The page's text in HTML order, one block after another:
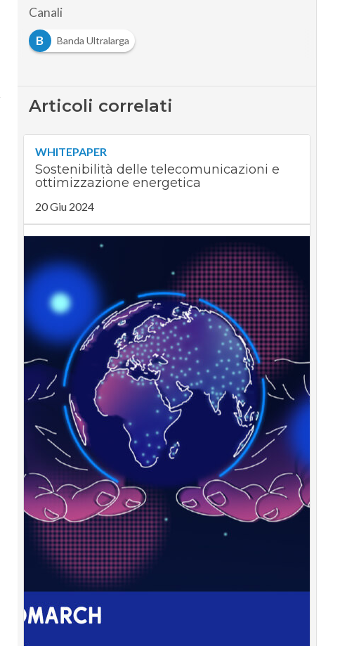
Canali
B
Banda Ultralarga
Articoli correlati
WHITEPAPER
Sostenibilità delle telecomunicazioni e
ottimizzazione energetica
20 Giu 2024